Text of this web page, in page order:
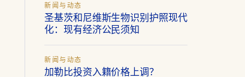
新闻与动态
圣基茨和尼维斯生物识别护照现代
化：现有经济公民须知
新闻与动态
加勒比投资入籍价格上调？